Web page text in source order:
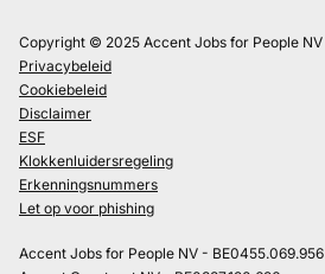
Copyright © 2025 Accent Jobs for People NV
Privacybeleid
Cookiebeleid
Disclaimer
ESF
Klokkenluidersregeling
Erkenningsnummers
Let op voor phishing
Accent Jobs for People NV - BE0455.069.956